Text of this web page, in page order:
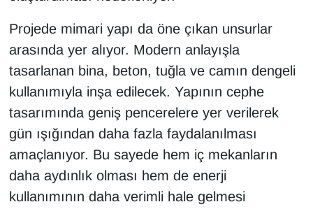
Projede mimari yapı da öne çıkan unsurlar
arasında yer alıyor. Modern anlayışla
tasarlanan bina, beton, tuğla ve camın dengeli
kullanımıyla inşa edilecek. Yapının cephe
tasarımında geniş pencerelere yer verilerek
gün ışığından daha fazla faydalanılması
amaçlanıyor. Bu sayede hem iç mekanların
daha aydınlık olması hem de enerji
kullanımının daha verimli hale gelmesi